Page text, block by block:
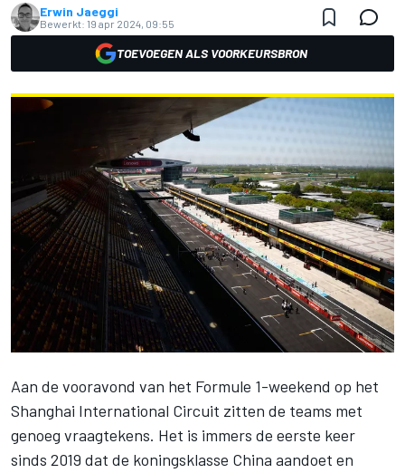
Erwin Jaeggi
Bewerkt: 19 apr 2024, 09:55
TOEVOEGEN ALS VOORKEURSBRON
Aan de vooravond van het Formule 1-weekend op het
Shanghai International Circuit zitten de teams met
genoeg vraagtekens. Het is immers de eerste keer
sinds 2019 dat de koningsklasse China aandoet en